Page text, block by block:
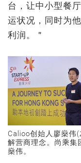
台，让中小型餐
运状况，同时为
利润。＂
Calioo创始人廖燊伟
解营商理念。尚乘集
燊伟。